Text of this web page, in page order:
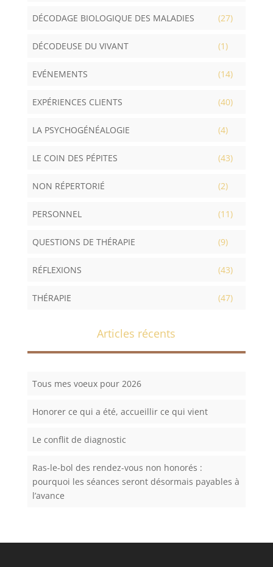
DÉCODAGE BIOLOGIQUE DES MALADIES (27)
DÉCODEUSE DU VIVANT (1)
EVÉNEMENTS (14)
EXPÉRIENCES CLIENTS (40)
LA PSYCHOGÉNÉALOGIE (4)
LE COIN DES PÉPITES (43)
NON RÉPERTORIÉ (2)
PERSONNEL (11)
QUESTIONS DE THÉRAPIE (9)
RÉFLEXIONS (43)
THÉRAPIE (47)
Articles récents
Tous mes voeux pour 2026
Honorer ce qui a été, accueillir ce qui vient
Le conflit de diagnostic
Ras-le-bol des rendez-vous non honorés :
pourquoi les séances seront désormais payables à
l’avance